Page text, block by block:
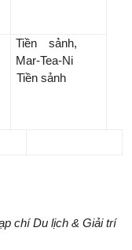
Tiền sảnh,
Mar-Tea-Ni
Tiền sảnh
chí Du lịch & Giải trí